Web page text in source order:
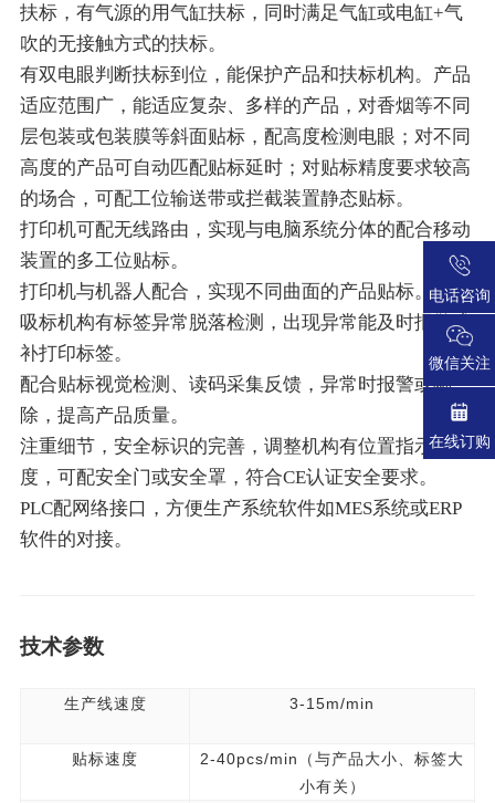
扶标，有气源的用气缸扶标，同时满足气缸或电缸+气
吹的无接触方式的扶标。
有双电眼判断扶标到位，能保护产品和扶标机构。产品
适应范围广，能适应复杂、多样的产品，对香烟等不同
层包装或包装膜等斜面贴标，配高度检测电眼；对不同
高度的产品可自动匹配贴标延时；对贴标精度要求较高
的场合，可配工位输送带或拦截装置静态贴标。
打印机可配无线路由，实现与电脑系统分体的配合移动
装置的多工位贴标。
打印机与机器人配合，实现不同曲面的产品贴标。
吸标机构有标签异常脱落检测，出现异常能及时报警或
补打印标签。
配合贴标视觉检测、读码采集反馈，异常时报警或剔
除，提高产品质量。
注重细节，安全标识的完善，调整机构有位置指示或刻
度，可配安全门或安全罩，符合CE认证安全要求。
PLC配网络接口，方便生产系统软件如MES系统或ERP
软件的对接。
技术参数
生产线速度 3-15m/min
贴标速度 2-40pcs/min
（与产品大小、标签大
小有关）
电话咨询
微信关注
在线订购